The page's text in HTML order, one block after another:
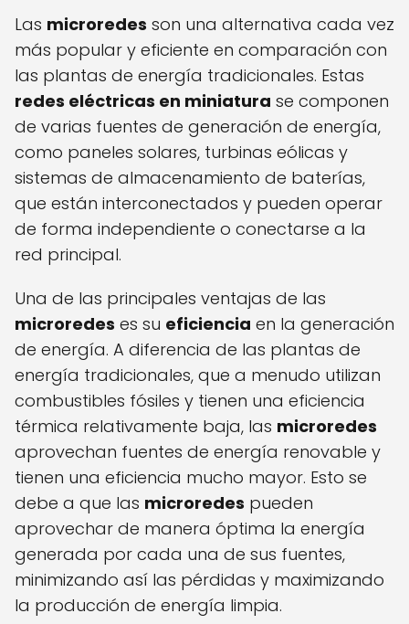
Las microredes son una alternativa cada vez
más popular y eficiente en comparación con
las plantas de energía tradicionales. Estas
redes eléctricas en miniatura se componen
de varias fuentes de generación de energía,
como paneles solares, turbinas eólicas y
sistemas de almacenamiento de baterías,
que están interconectados y pueden operar
de forma independiente o conectarse a la
red principal.
Una de las principales ventajas de las
microredes es su eficiencia en la generación
de energía. A diferencia de las plantas de
energía tradicionales, que a menudo utilizan
combustibles fósiles y tienen una eficiencia
térmica relativamente baja, las microredes
aprovechan fuentes de energía renovable y
tienen una eficiencia mucho mayor. Esto se
debe a que las microredes pueden
aprovechar de manera óptima la energía
generada por cada una de sus fuentes,
minimizando así las pérdidas y maximizando
la producción de energía limpia.